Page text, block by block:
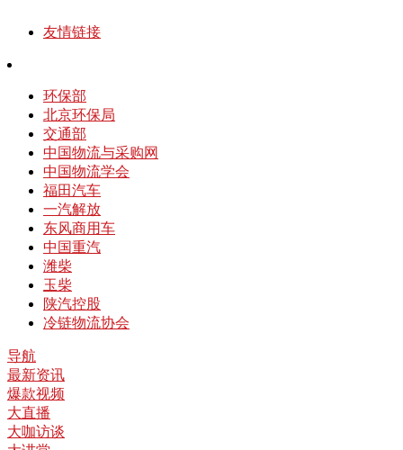
友情链接
环保部
北京环保局
交通部
中国物流与采购网
中国物流学会
福田汽车
一汽解放
东风商用车
中国重汽
潍柴
玉柴
陕汽控股
冷链物流协会
导航
最新资讯
爆款视频
大直播
大咖访谈